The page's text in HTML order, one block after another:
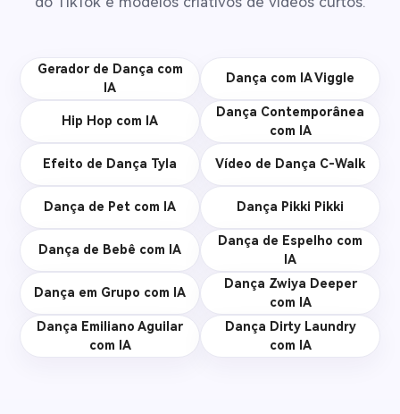
Gerador de Dança com
IA
Dança com IA Viggle
Hip Hop com IA
Dança Contemporânea
com IA
Efeito de Dança Tyla Vídeo de Dança C-Walk
Dança de Pet com IA Dança Pikki Pikki
Dança de Bebê com IA
Dança de Espelho com
IA
Dança em Grupo com IA
Dança Zwiya Deeper
com IA
Dança Emiliano Aguilar
com IA
Dança Dirty Laundry
com IA